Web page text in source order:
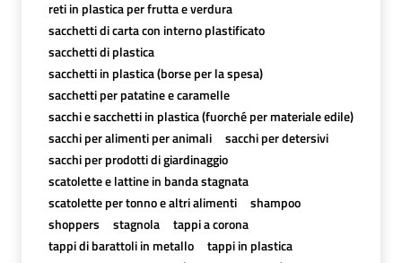
reti in plastica per frutta e verdura
sacchetti di carta con interno plastificato
sacchetti di plastica
sacchetti in plastica (borse per la spesa)
sacchetti per patatine e caramelle
sacchi e sacchetti in plastica (fuorché per materiale edile)
sacchi per alimenti per animali
sacchi per detersivi
sacchi per prodotti di giardinaggio
scatolette e lattine in banda stagnata
scatolette per tonno e altri alimenti
shampoo
shoppers
stagnola
tappi a corona
tappi di barattoli in metallo
tappi in plastica